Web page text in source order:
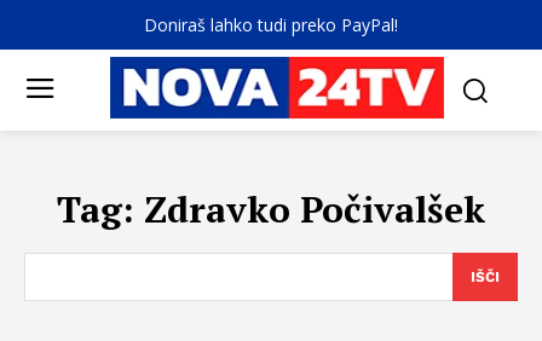
Doniraš lahko tudi preko PayPal!
Tag: Zdravko Počivalšek
IŠČI